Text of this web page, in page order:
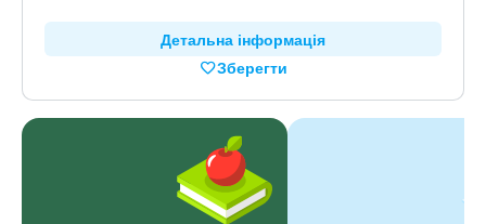
Детальна інформація
Зберегти